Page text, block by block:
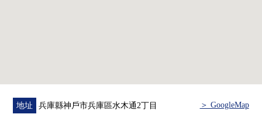
地址 兵庫縣神戶市兵庫區水木通2丁目 ＞ GoogleMap